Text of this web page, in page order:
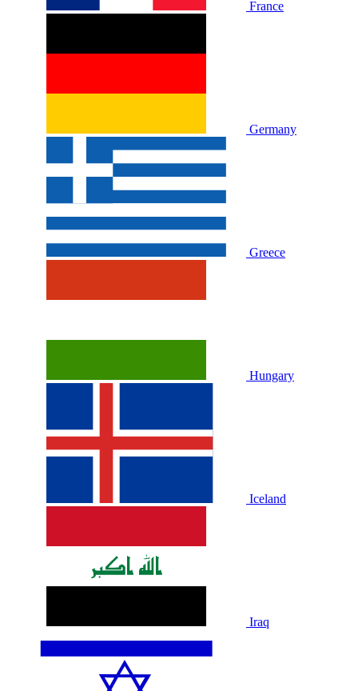
France
Germany
Greece
Hungary
Iceland
Iraq